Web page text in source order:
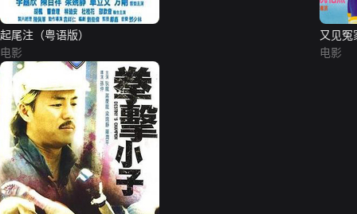
起尾注（粤语版）
电影
又见冤
电影